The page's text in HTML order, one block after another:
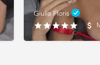
Giulia Floris